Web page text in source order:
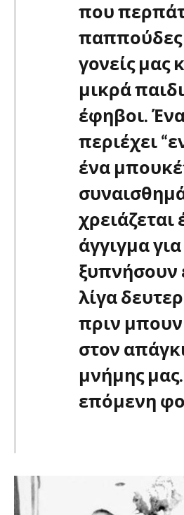
που
παππούδες
γονείς μας
μικρά
έφηβοι.
περιέχει
ένα
άγγιγμα
ξυπνήσουν
λίγα
πριν μπουν
στον
μνήμης
επόμενη